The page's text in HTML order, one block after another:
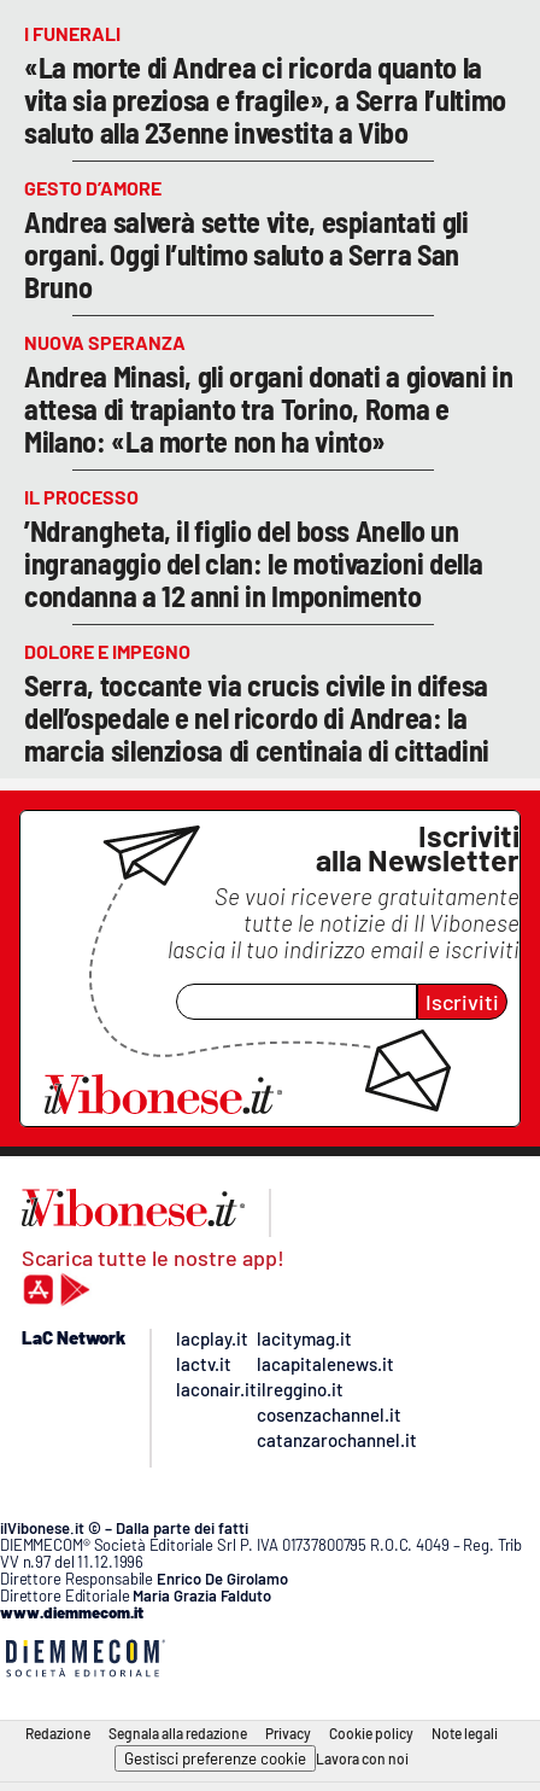
I FUNERALI
«La morte di Andrea ci ricorda quanto la
vita sia preziosa e fragile», a Serra l’ultimo
saluto alla 23enne investita a Vibo
GESTO D’AMORE
Andrea salverà sette vite, espiantati gli
organi. Oggi l’ultimo saluto a Serra San
Bruno
NUOVA SPERANZA
Andrea Minasi, gli organi donati a giovani in
attesa di trapianto tra Torino, Roma e
Milano: «La morte non ha vinto»
IL PROCESSO
’Ndrangheta, il figlio del boss Anello un
ingranaggio del clan: le motivazioni della
condanna a 12 anni in Imponimento
DOLORE E IMPEGNO
Serra, toccante via crucis civile in difesa
dell’ospedale e nel ricordo di Andrea: la
marcia silenziosa di centinaia di cittadini
Iscriviti
alla Newsletter
Se vuoi ricevere gratuitamente
tutte le notizie di Il Vibonese
lascia il tuo indirizzo email e iscriviti
Iscriviti
Scarica tutte le nostre app!
LaC Network
lacplay.it
lactv.it
laconair.it
lacitymag.it
lacapitalenews.it
ilreggino.it
cosenzachannel.it
catanzarochannel.it
ilVibonese.it © – Dalla parte dei fatti
DIEMMECOM® Società Editoriale Srl P. IVA 01737800795 R.O.C. 4049 – Reg. Trib
VV n.97 del 11.12.1996
Direttore Responsabile Enrico De Girolamo
Direttore Editoriale Maria Grazia Falduto
www.diemmecom.it
Redazione Segnala alla redazione Privacy Cookie policy Note legali
Gestisci preferenze cookie Lavora con noi